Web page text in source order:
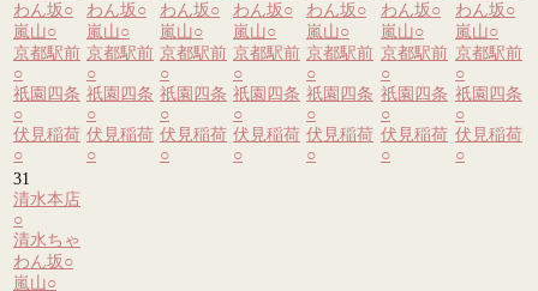
わん坂○
嵐山○
京都駅前
○
祇園四条
○
伏見稲荷
○
わん坂○
嵐山○
京都駅前
○
祇園四条
○
伏見稲荷
○
わん坂○
嵐山○
京都駅前
○
祇園四条
○
伏見稲荷
○
わん坂○
嵐山○
京都駅前
○
祇園四条
○
伏見稲荷
○
わん坂○
嵐山○
京都駅前
○
祇園四条
○
伏見稲荷
○
わん坂○
嵐山○
京都駅前
○
祇園四条
○
伏見稲荷
○
わん坂○
嵐山○
京都駅前
○
祇園四条
○
伏見稲荷
○
31
清水本店
○
清水ちゃ
わん坂○
嵐山○